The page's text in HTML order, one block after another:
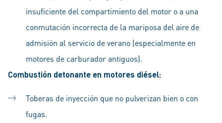
insuficiente del compartimiento del motor o a una
conmutación incorrecta de la mariposa del aire de
admisión al servicio de verano (especialmente en
motores de carburador antiguos).
Combustión detonante en motores diésel:
Toberas de inyección que no pulverizan bien o con
fugas.